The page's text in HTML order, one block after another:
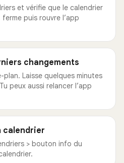
et vérifie que le calendrier
puis rouvre l’app
changements
plan. Laisse quelques minutes
peux aussi relancer l’app
calendrier
> bouton info du